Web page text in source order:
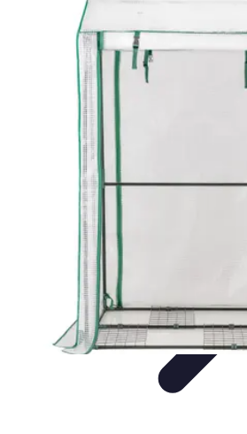
Fruits de Saison
SaisonsAlimentation saine
Conservation
Fruits de Saison